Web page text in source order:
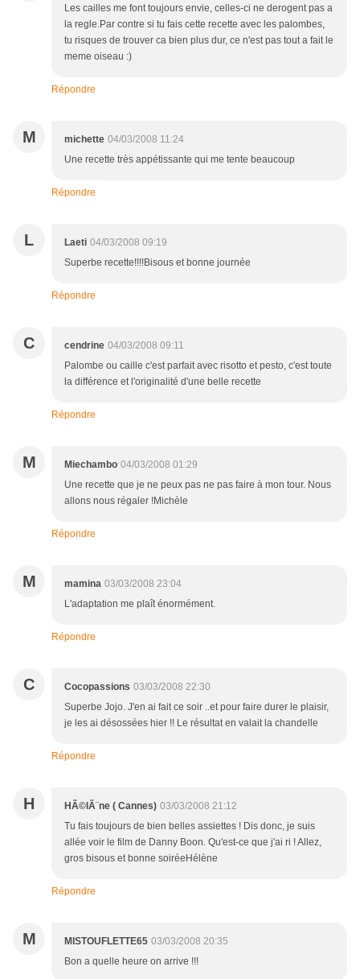
Les cailles me font toujours envie, celles-ci ne derogent pas a
la regle.Par contre si tu fais cette recette avec les palombes,
tu risques de trouver ca bien plus dur, ce n'est pas tout a fait le
meme oiseau :)
Répondre
M michette 04/03/2008 11:24
Une recette très appétissante qui me tente beaucoup
Répondre
L Laeti 04/03/2008 09:19
Superbe recette!!!!Bisous et bonne journée
Répondre
C cendrine 04/03/2008 09:11
Palombe ou caille c'est parfait avec risotto et pesto, c'est toute
la différence et l'originalité d'une belle recette
Répondre
M Miechambo 04/03/2008 01:29
Une recette que je ne peux pas ne pas faire à mon tour. Nous
allons nous régaler !Michèle
Répondre
M mamina 03/03/2008 23:04
L'adaptation me plaît énormément.
Répondre
C Cocopassions 03/03/2008 22:30
Superbe Jojo. J'en ai fait ce soir ..et pour faire durer le plaisir,
je les ai désossées hier !! Le résultat en valait la chandelle
Répondre
H HÃ©lÃ¨ne ( Cannes) 03/03/2008 21:12
Tu fais toujours de bien belles assiettes ! Dis donc, je suis
allée voir le film de Danny Boon. Qu'est-ce que j'ai ri ! Allez,
gros bisous et bonne soiréeHélène
Répondre
M MISTOUFLETTE65 03/03/2008 20:35
Bon a quelle heure on arrive !!!